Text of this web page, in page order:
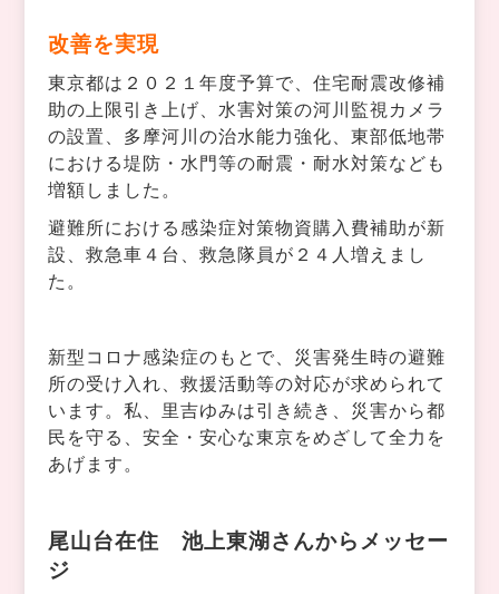
改善を実現
東京都は２０２１年度予算で、住宅耐震改修補
助の上限引き上げ、水害対策の河川監視カメラ
の設置、多摩河川の治水能力強化、東部低地帯
における堤防・水門等の耐震・耐水対策なども
増額しました。
避難所における感染症対策物資購入費補助が新
設、救急車４台、救急隊員が２４人増えまし
た。
新型コロナ感染症のもとで、災害発生時の避難
所の受け入れ、救援活動等の対応が求められて
います。私、里吉ゆみは引き続き、災害から都
民を守る、安全・安心な東京をめざして全力を
あげます。
尾山台在住 池上東湖さんからメッセー
ジ